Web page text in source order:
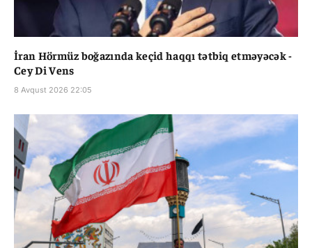
İran Hörmüz boğazında keçid haqqı tətbiq etməyəcək -
Cey Di Vens
8 Avqust 2026 22:05